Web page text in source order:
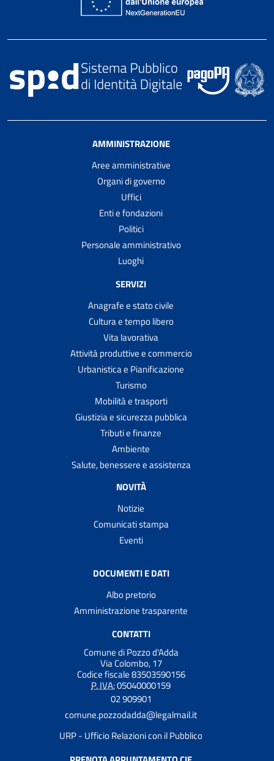
AMMINISTRAZIONE
Aree amministrative
Organi di governo
Uffici
Enti e fondazioni
Politici
Personale amministrativo
Luoghi
SERVIZI
Anagrafe e stato civile
Cultura e tempo libero
Vita lavorativa
Attività produttive e commercio
Urbanistica e Pianificazione
Turismo
Mobilità e trasporti
Giustizia e sicurezza pubblica
Tributi e finanze
Ambiente
Salute, benessere e assistenza
NOVITÀ
Notizie
Comunicati stampa
Eventi
DOCUMENTI E DATI
Albo pretorio
Amministrazione trasparente
CONTATTI
Comune di Pozzo d'Adda
Via Colombo, 17
Codice fiscale 83503590156
P. IVA:05040000159
02 909901
comune.pozzodadda@legalmail.it
URP - Ufficio Relazioni con il Pubblico